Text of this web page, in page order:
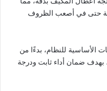
حتى في أصعب الظروف
الأساسية للنظام، بدءًا من
بهدف ضمان أداء ثابت ودرجة